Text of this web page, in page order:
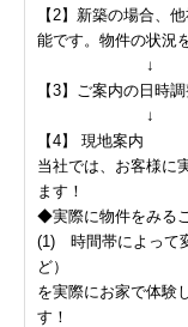
【2】新築の場合、
能です。物件の状況
↓
【3】ご案内の日時
↓
【4】 現地案内
当社では、お客様に
ます！
◆実際に物件をみる
(1) 時間帯によって
ど）
を実際にお家で体験
す！